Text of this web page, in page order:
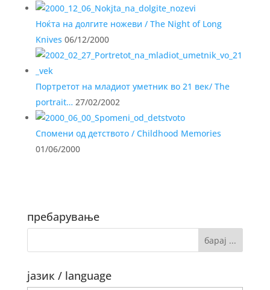
Ноќта на долгите ножеви / The Night of Long
Knives 06/12/2000
Портретот на младиот уметник во 21 век/ The
portrait… 27/02/2002
Спомени од детството / Childhood Memories
01/06/2000
пребарување
јазик / language